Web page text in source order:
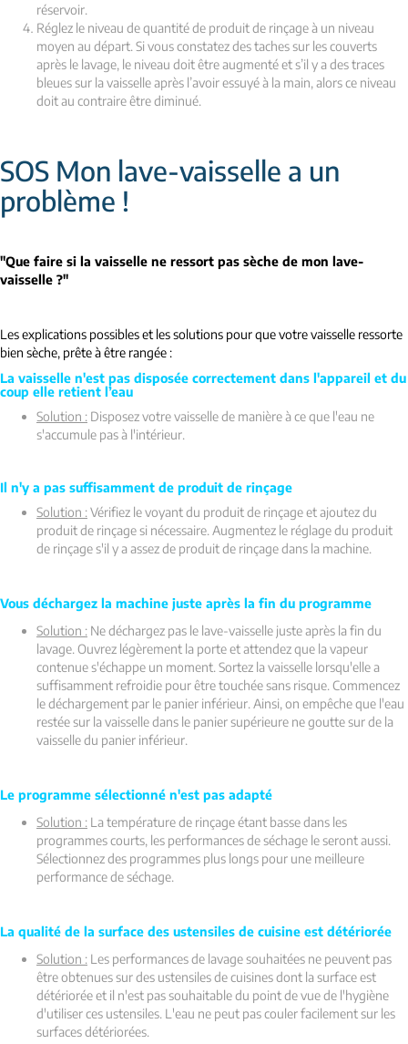
réservoir.
Réglez le niveau de quantité de produit de rinçage à un niveau
moyen au départ. Si vous constatez des taches sur les couverts
après le lavage, le niveau doit être augmenté et s’il y a des traces
bleues sur la vaisselle après l’avoir essuyé à la main, alors ce niveau
doit au contraire être diminué.
SOS Mon lave-vaisselle a un
problème !
"Que faire si la vaisselle ne ressort pas sèche de mon lave-
vaisselle ?"
Les explications possibles et les solutions pour que votre vaisselle ressorte
bien sèche, prête à être rangée :
La vaisselle n'est pas disposée correctement dans l'appareil et du
coup elle retient l’eau
Solution : Disposez votre vaisselle de manière à ce que l'eau ne
s'accumule pas à l'intérieur.
Il n'y a pas suffisamment de produit de rinçage
Solution :Vérifiez le voyant du produit de rinçage et ajoutez du
produit de rinçage si nécessaire. Augmentez le réglage du produit
de rinçage s'il y a assez de produit de rinçage dans la machine.
Vous déchargez la machine juste après la fin du programme
Solution : Ne déchargez pas le lave-vaisselle juste après la fin du
lavage. Ouvrez légèrement la porte et attendez que la vapeur
contenue s'échappe un moment. Sortez la vaisselle lorsqu'elle a
suffisamment refroidie pour être touchée sans risque. Commencez
le déchargement par le panier inférieur. Ainsi, on empêche que l'eau
restée sur la vaisselle dans le panier supérieure ne goutte sur de la
vaisselle du panier inférieur.
Le programme sélectionné n'est pas adapté
Solution : La température de rinçage étant basse dans les
programmes courts, les performances de séchage le seront aussi.
Sélectionnez des programmes plus longs pour une meilleure
performance de séchage.
La qualité de la surface des ustensiles de cuisine est détériorée
Solution : Les performances de lavage souhaitées ne peuvent pas
être obtenues sur des ustensiles de cuisines dont la surface est
détériorée et il n'est pas souhaitable du point de vue de l'hygiène
d'utiliser ces ustensiles. L'eau ne peut pas couler facilement sur les
surfaces détériorées.